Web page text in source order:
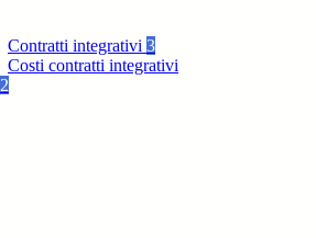
Contratti integrativi 3
Costi contratti integrativi
2